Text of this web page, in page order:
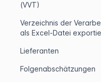
(VVT)
Verzeichnis der
als Excel-Datei
Lieferanten
Folgenabschätzungen